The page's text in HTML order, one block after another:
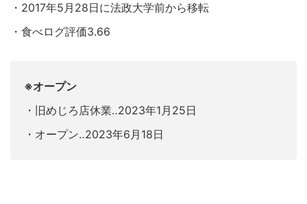
・2017年5月28日に法政大学前から移転
・食べログ評価3.66
※オープン
・旧めじろ店休業‥2023年1月25日
・オープン‥2023年6月18日